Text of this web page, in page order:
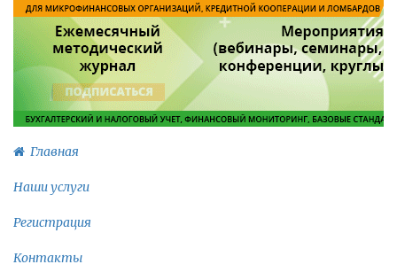
Главная
Наши услуги
Регистрация
Контакты